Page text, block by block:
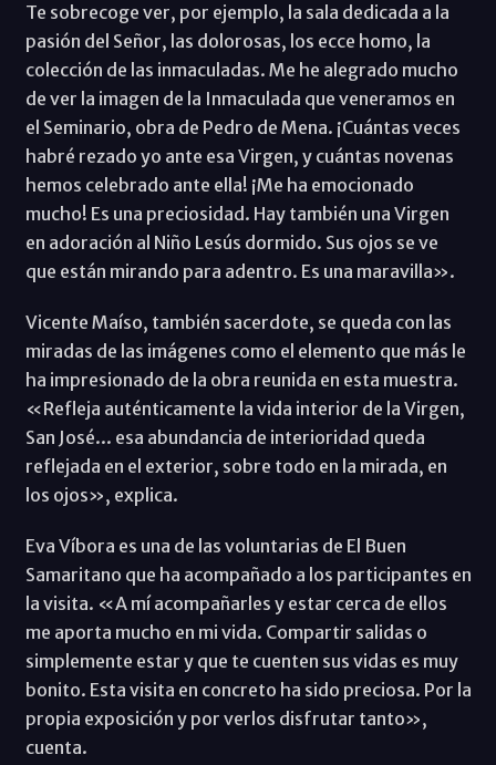
Te sobrecoge ver, por ejemplo, la sala dedicada a la
pasión del Señor, las dolorosas, los ecce homo, la
colección de las inmaculadas. Me he alegrado mucho
de ver la imagen de la Inmaculada que veneramos en
el Seminario, obra de Pedro de Mena. ¡Cuántas veces
habré rezado yo ante esa Virgen, y cuántas novenas
hemos celebrado ante ella! ¡Me ha emocionado
mucho! Es una preciosidad. Hay también una Virgen
en adoración al Niño Lesús dormido. Sus ojos se ve
que están mirando para adentro. Es una maravilla».
Vicente Maíso, también sacerdote, se queda con las
miradas de las imágenes como el elemento que más le
ha impresionado de la obra reunida en esta muestra.
«Refleja auténticamente la vida interior de la Virgen,
San José... esa abundancia de interioridad queda
reflejada en el exterior, sobre todo en la mirada, en
los ojos», explica.
Eva Víbora es una de las voluntarias de El Buen
Samaritano que ha acompañado a los participantes en
la visita. «A mí acompañarles y estar cerca de ellos
me aporta mucho en mi vida. Compartir salidas o
simplemente estar y que te cuenten sus vidas es muy
bonito. Esta visita en concreto ha sido preciosa. Por la
propia exposición y por verlos disfrutar tanto»,
cuenta.